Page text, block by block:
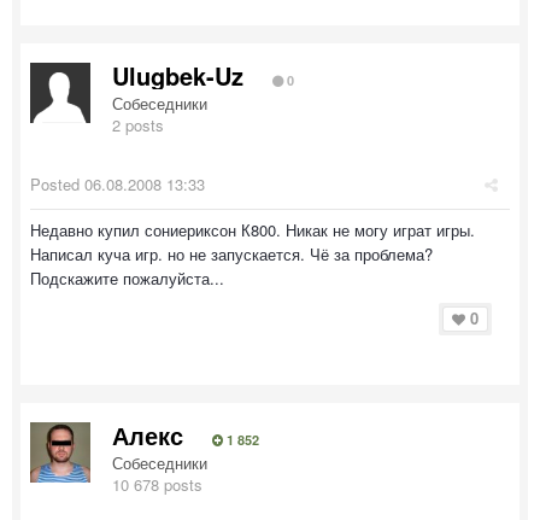
Ulugbek-Uz 0
Собеседники
2 posts
Posted 06.08.2008 13:33
Недавно купил сониериксон К800. Никак не могу играт игры.
Написал куча игр. но не запускается. Чё за проблема?
Подскажите пожалуйста...
0
Алекс 1 852
Собеседники
10 678 posts